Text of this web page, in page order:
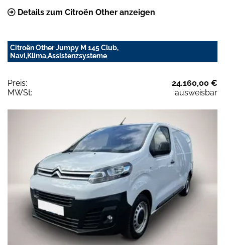
Details zum Citroën Other anzeigen
Citroën Other Jumpy M 145 Club,
Navi,Klima,Assistenzsysteme
Preis:
24.160,00 €
MWSt:
ausweisbar